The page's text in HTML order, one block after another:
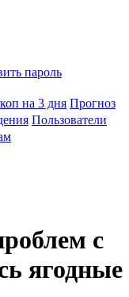
пароль
на 3 дня Прогноз
Пользователи
с
ягодные